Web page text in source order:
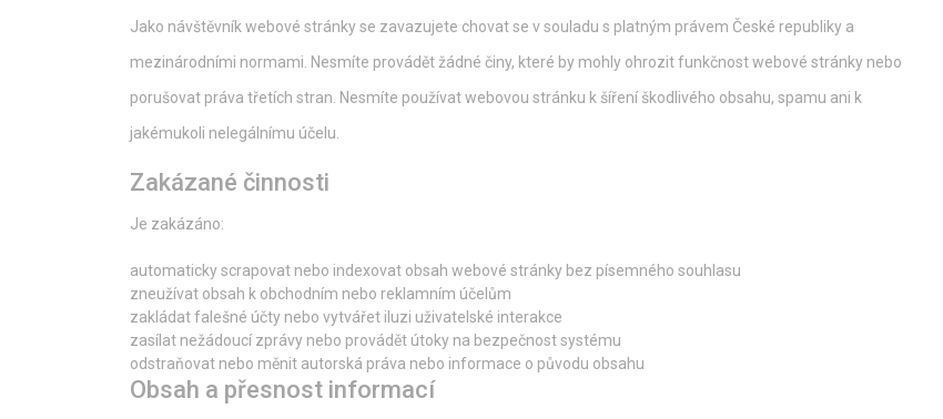
Jako návštěvník webové stránky se zavazujete chovat se v souladu s platným právem České republiky a
mezinárodními normami. Nesmíte provádět žádné činy, které by mohly ohrozit funkčnost webové stránky nebo
porušovat práva třetích stran. Nesmíte používat webovou stránku k šíření škodlivého obsahu, spamu ani k
jakémukoli nelegálnímu účelu.
Zakázané činnosti
Je zakázáno:
automaticky scrapovat nebo indexovat obsah webové stránky bez písemného souhlasu
zneužívat obsah k obchodním nebo reklamním účelům
zakládat falešné účty nebo vytvářet iluzi uživatelské interakce
zasílat nežádoucí zprávy nebo provádět útoky na bezpečnost systému
odstraňovat nebo měnit autorská práva nebo informace o původu obsahu
Obsah a přesnost informací